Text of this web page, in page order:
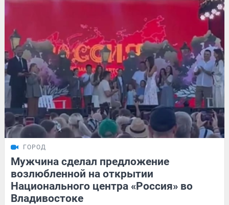
ГОРОД
Мужчина сделал предложение
возлюбленной на открытии
Национального центра «‎Россия» во
Владивостоке